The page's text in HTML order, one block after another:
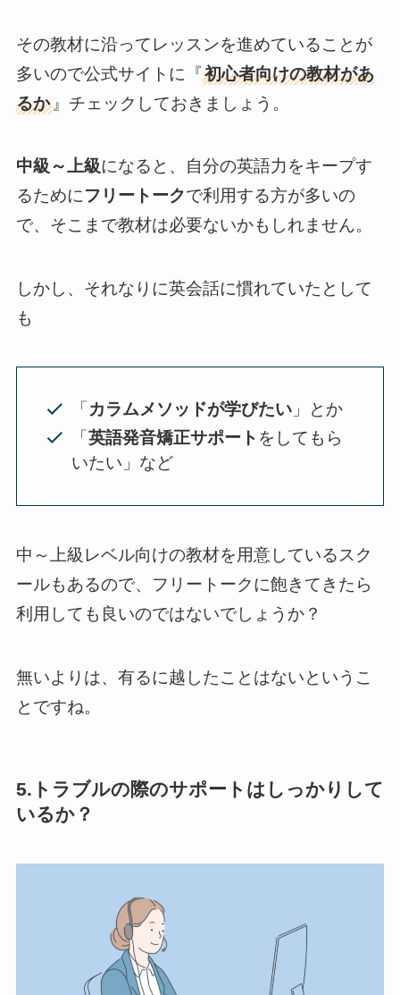
その教材に沿ってレッスンを進めていることが
多いので公式サイトに『初心者向けの教材があ
るか』チェックしておきましょう。
中級～上級になると、自分の英語力をキープす
るためにフリートークで利用する方が多いの
で、そこまで教材は必要ないかもしれません。
しかし、それなりに英会話に慣れていたとして
も
「カラムメソッドが学びたい 」とか
「英語発音矯正サポート をしてもら
いたい」など
中～上級レベル向けの教材を用意しているスク
ールもあるので、フリートークに飽きてきたら
利用しても良いのではないでしょうか？
無いよりは、有るに越したことはないというこ
とですね。
5.トラブルの際のサポートはしっかりして
いるか？